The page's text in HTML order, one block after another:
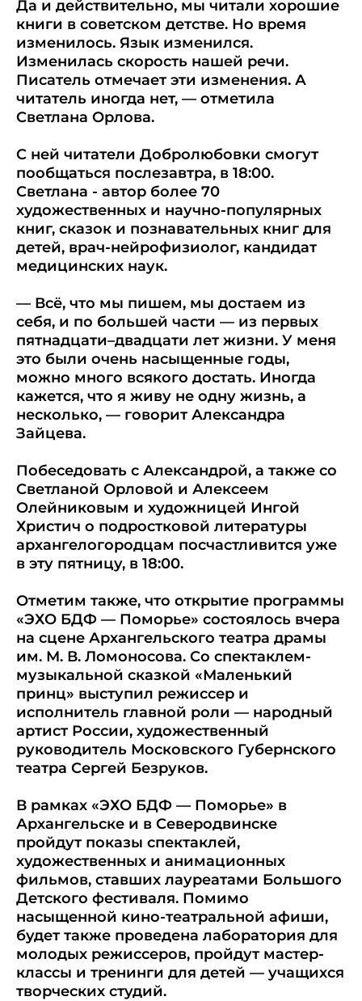
Да и действительно, мы читали хорошие
книги в советском детстве. Но время
изменилось. Язык изменился.
Изменилась скорость нашей речи.
Писатель отмечает эти изменения. А
читатель иногда нет, — отметила
Светлана Орлова.
С ней читатели Добролюбовки смогут
пообщаться послезавтра, в 18:00.
Светлана - автор более 70
художественных и научно-популярных
книг, сказок и познавательных книг для
детей, врач-нейрофизиолог, кандидат
медицинских наук.
— Всё, что мы пишем, мы достаем из
себя, и по большей части — из первых
пятнадцати–двадцати лет жизни. У меня
это были очень насыщенные годы,
можно много всякого достать. Иногда
кажется, что я живу не одну жизнь, а
несколько, — говорит Александра
Зайцева.
Побеседовать с Александрой, а также со
Светланой Орловой и Алексеем
Олейниковым и художницей Ингой
Христич о подростковой литературы
архангелогородцам посчастливится уже
в эту пятницу, в 18:00.
Отметим также, что открытие программы
«ЭХО БДФ — Поморье» состоялось вчера
на сцене Архангельского театра драмы
им. М. В. Ломоносова. Со спектаклем-
музыкальной сказкой «Маленький
принц» выступил режиссер и
исполнитель главной роли — народный
артист России, художественный
руководитель Московского Губернского
театра Сергей Безруков.
В рамках «ЭХО БДФ — Поморье» в
Архангельске и в Северодвинске
пройдут показы спектаклей,
художественных и анимационных
фильмов, ставших лауреатами Большого
Детского фестиваля. Помимо
насыщенной кино-театральной афиши,
будет также проведена лаборатория для
молодых режиссеров, пройдут мастер-
классы и тренинги для детей — учащихся
творческих студий.